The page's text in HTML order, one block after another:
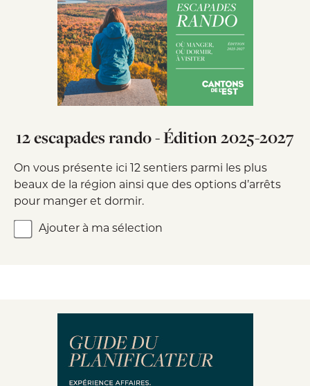
12 escapades rando - Édition 2025-2027
On vous présente ici 12 sentiers parmi les plus
beaux de la région ainsi que des options d’arrêts
pour manger et dormir.
Ajouter à ma sélection